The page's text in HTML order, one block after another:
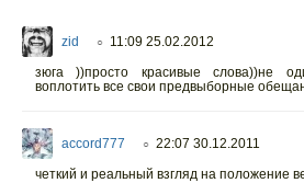
zid ○ 11:09 25.02.2012
зюга ))просто красивые слова))не
воплотить все свои предвыборные
accord777 ○ 22:07 30.12.2011
четкий и реальный взгляд на положение